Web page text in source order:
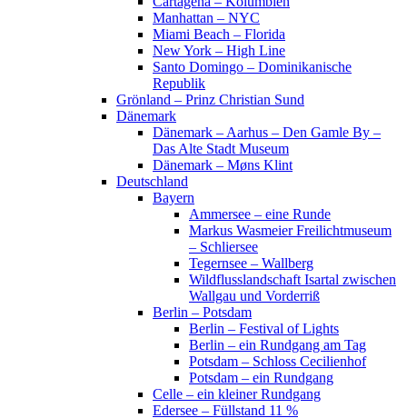
Manhattan – NYC
Miami Beach – Florida
New York – High Line
Santo Domingo – Dominikanische
Republik
Grönland – Prinz Christian Sund
Dänemark
Dänemark – Aarhus – Den Gamle By –
Das Alte Stadt Museum
Dänemark – Møns Klint
Deutschland
Bayern
Ammersee – eine Runde
Markus Wasmeier Freilichtmuseum
– Schliersee
Tegernsee – Wallberg
Wildflusslandschaft Isartal zwischen
Wallgau und Vorderriß
Berlin – Potsdam
Berlin – Festival of Lights
Berlin – ein Rundgang am Tag
Potsdam – Schloss Cecilienhof
Potsdam – ein Rundgang
Celle – ein kleiner Rundgang
Edersee – Füllstand 11 %